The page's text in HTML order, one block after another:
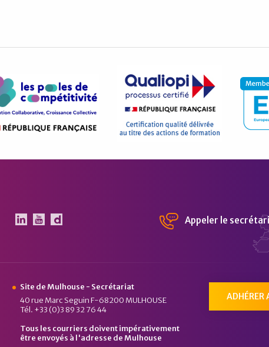
Le Pôle Véhicule du Futur sur Linkedin
Le Pôle Véhicule du Futur sur Youtube
Chaîne Dailymotion du Pôle Véhicule
Appeler le
Site de Mulhouse - Secrétariat
40 rue Marc Seguin F-68200 MULHOUSE
Tél. +33 (0)3 89 32 76 44
Tous les courriers doivent impérativement
être envoyés à l'adresse de Mulhouse
ADHÉRER